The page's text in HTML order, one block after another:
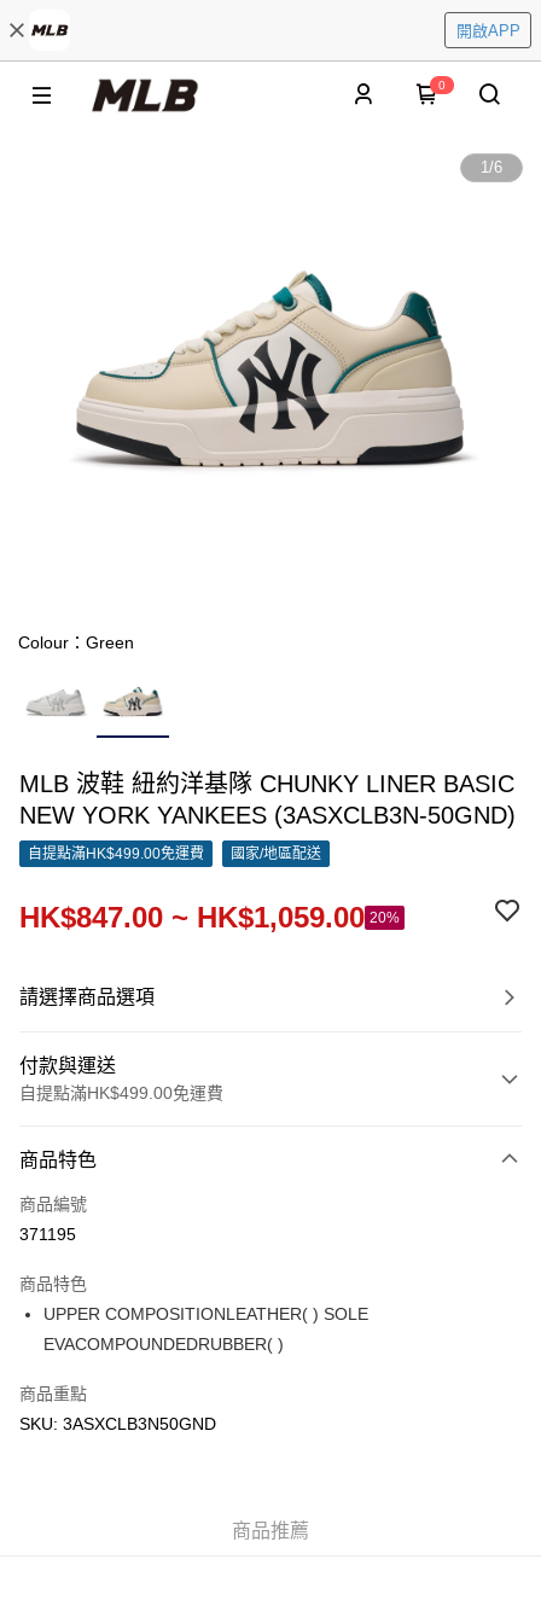
開啟APP
0
1/6
Colour：Green
MLB 波鞋 紐約洋基隊 CHUNKY LINER BASIC
NEW YORK YANKEES (3ASXCLB3N-50GND)
自提點滿HK$499.00免運費 國家/地區配送
HK$847.00 ~ HK$1,059.00 20%
請選擇商品選項
付款與運送
自提點滿HK$499.00免運費
信用卡
Apple Pay
AlipayHK
WeChat Pay
商品特色
商品編號
371195
商品特色
UPPER COMPOSITIONLEATHER( ) SOLE
EVACOMPOUNDEDRUBBER( )
商品重點
SKU: 3ASXCLB3N50GND
商品推薦